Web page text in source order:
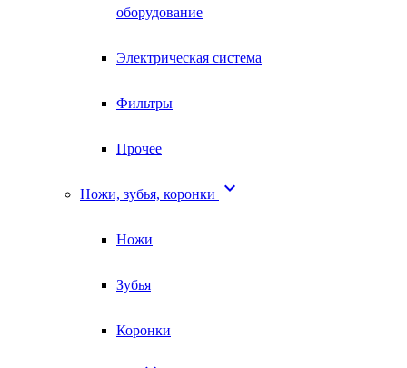
оборудование
Электрическая система
Фильтры
Прочее
Ножи, зубья, коронки 
Ножи
Зубья
Коронки